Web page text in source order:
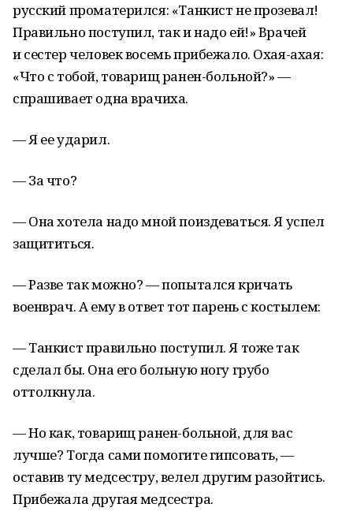
русский проматерился: «Танкист не прозевал!
Правильно поступил, так и надо ей!» Врачей
и сестер человек восемь прибежало. Охая-ахая:
«Что с тобой, товарищ ранен-больной?» —
спрашивает одна врачиха.
— Я ее ударил.
— За что?
— Она хотела надо мной поиздеваться. Я успел
защититься.
— Разве так можно? — попытался кричать
военврач. А ему в ответ тот парень с костылем:
— Танкист правильно поступил. Я тоже так
сделал бы. Она его больную ногу грубо
оттолкнула.
— Но как, товарищ ранен-больной, для вас
лучше? Тогда сами помогите гипсовать, —
оставив ту медсестру, велел другим разойтись.
Прибежала другая медсестра.